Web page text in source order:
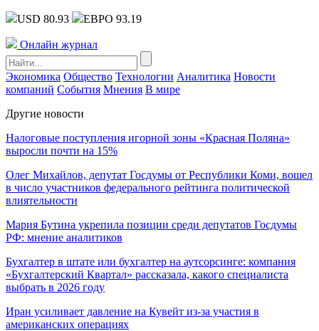
USD 80.93 ЕВРО 93.19
Онлайн журнал
Экономика Общество Технологии Аналитика Новости
компаний События Мнения В мире
Другие новости
Налоговые поступления игорной зоны «Красная Поляна»
выросли почти на 15%
Олег Михайлов, депутат Госдумы от Республики Коми, вошел
в число участников федерального рейтинга политической
влиятельности
Мария Бутина укрепила позиции среди депутатов Госдумы
РФ: мнение аналитиков
Бухгалтер в штате или бухгалтер на аутсорсинге: компания
«Бухгалтерский Квартал» рассказала, какого специалиста
выбрать в 2026 году
Иран усиливает давление на Кувейт из-за участия в
американских операциях